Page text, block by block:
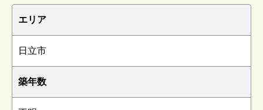
エリア
日立市
築年数